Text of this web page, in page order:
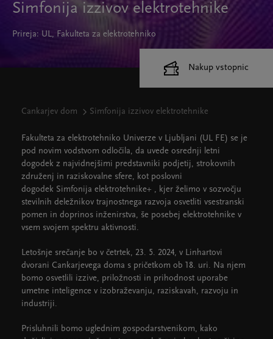
Simfonija izzivov elektrotehnike
Prireja: UL, Fakulteta za elektrotehniko
Cankarjev dom Simfonija izzivov elektrotehnike
Fakulteta za elektrotehniko Univerze v Ljubljani (UL FE) se je
pod novim vodstvom odločila, da uvede osrednji letni
dogodek z najvidnejšimi predstavniki podjetij, strokovnih
združenj in raziskovalne sfere, kot poslovni
dogodek Simfonija elektrotehnike+ , kjer želimo v sozvočju
stevilnih deležnikov trajnostnega razvoja osvetliti vsestranski
pomen in doprinos inženirstva, še posebej elektrotehnike v
vsem svojem spektru aktivnosti.
Letošnje srečanje bo v četrtek, 23. 5. 2024, v Linhartovi
dvorani Cankarjevega doma s pričetkom ob 18. uri. Na njem
bomo osvetlili izzive, priložnosti in prihodnost uporabe
umetne inteligence v izobraževanju, raziskavah, razvoju in
industriji.
Prisluhnili bomo uglednim gospodarstvenikom, kako
Nakup vstopnic